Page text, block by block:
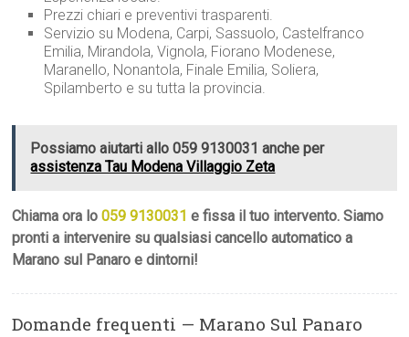
Prezzi chiari e preventivi trasparenti.
Servizio su Modena, Carpi, Sassuolo, Castelfranco
Emilia, Mirandola, Vignola, Fiorano Modenese,
Maranello, Nonantola, Finale Emilia, Soliera,
Spilamberto e su tutta la provincia.
Possiamo aiutarti allo 059 9130031 anche per
assistenza Tau Modena Villaggio Zeta
Chiama ora lo059 9130031 e fissa il tuo intervento. Siamo
pronti a intervenire su qualsiasi cancello automatico a
Marano sul Panaro e dintorni!
Domande frequenti — Marano Sul Panaro